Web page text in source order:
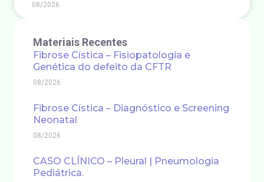
08/2026
Materiais Recentes
Fibrose Cística – Fisiopatologia e
Genética do defeito da CFTR
08/2026
Fibrose Cística – Diagnóstico e Screening
Neonatal
08/2026
CASO CLÍNICO – Pleural | Pneumologia
Pediátrica.